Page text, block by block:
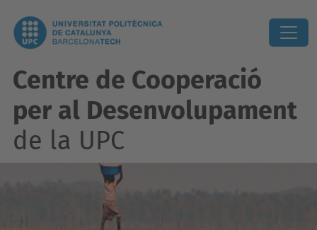
Centre de Cooperació
per al Desenvolupament
de la UPC